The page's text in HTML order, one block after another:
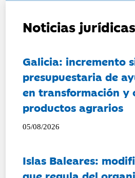
Noticias
Galicia: incremento
presupuestaria de
en transformación y
productos agrarios
05/08/2026
Islas Baleares: